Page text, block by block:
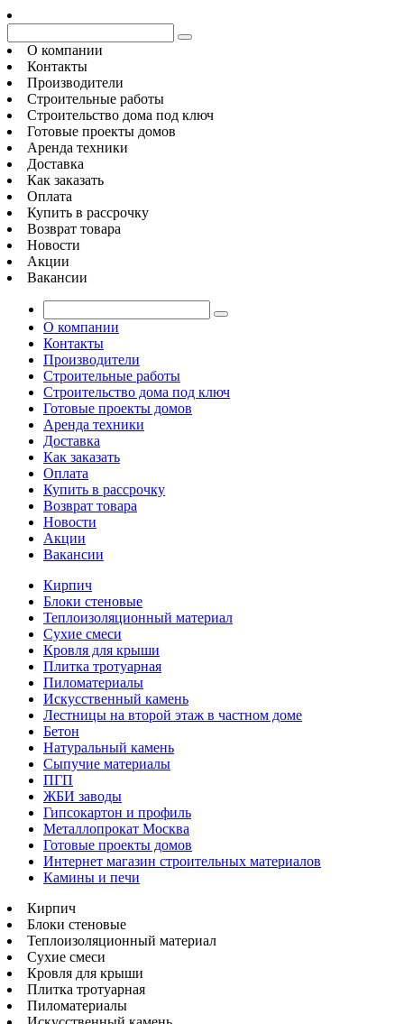
О компании
Контакты
Производители
Строительные работы
Строительство дома под ключ
Готовые проекты домов
Аренда техники
Доставка
Как заказать
Оплата
Купить в рассрочку
Возврат товара
Новости
Акции
Вакансии
О компании
Контакты
Производители
Строительные работы
Строительство дома под ключ
Готовые проекты домов
Аренда техники
Доставка
Как заказать
Оплата
Купить в рассрочку
Возврат товара
Новости
Акции
Вакансии
Кирпич
Блоки стеновые
Теплоизоляционный материал
Сухие смеси
Кровля для крыши
Плитка тротуарная
Пиломатериалы
Искусственный камень
Лестницы на второй этаж в частном доме
Бетон
Натуральный камень
Сыпучие материалы
ПГП
ЖБИ заводы
Гипсокартон и профиль
Металлопрокат Москва
Готовые проекты домов
Интернет магазин строительных материалов
Камины и печи
Кирпич
Блоки стеновые
Теплоизоляционный материал
Сухие смеси
Кровля для крыши
Плитка тротуарная
Пиломатериалы